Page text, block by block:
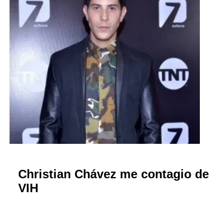
Christian Chávez me contagio de
VIH